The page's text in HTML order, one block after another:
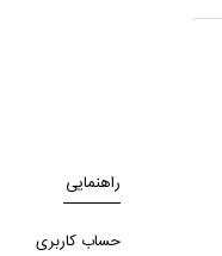
راهنمایی
حساب کاربری